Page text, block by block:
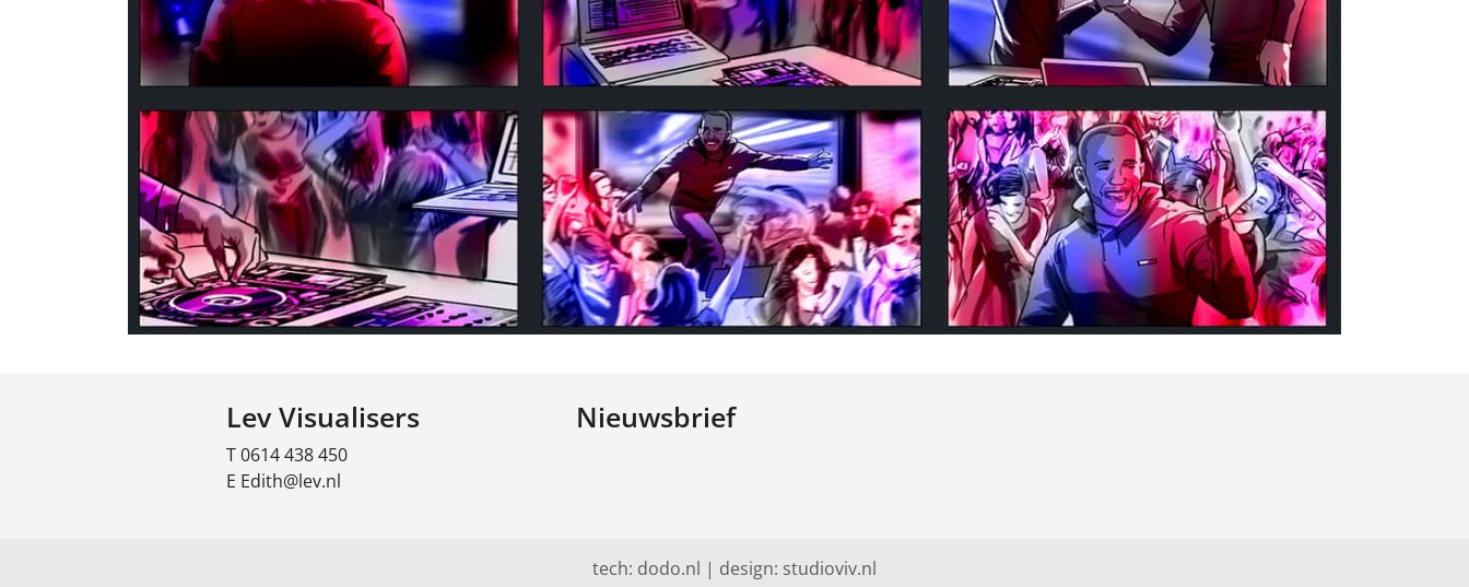
Lev Visualisers
T 0614 438 450
E Edith@lev.nl
Nieuwsbrief
tech: dodo.nl | design: studioviv.nl